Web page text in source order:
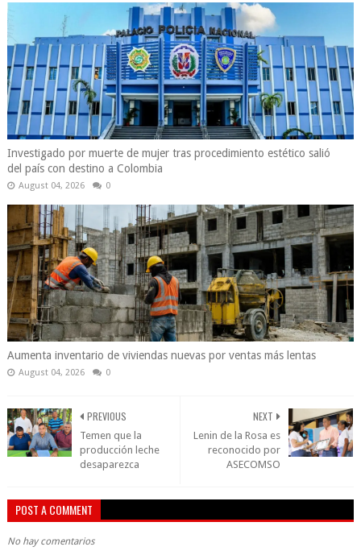
Investigado por muerte de mujer tras procedimiento estético salió
del país con destino a Colombia
August 04, 2026 0
Aumenta inventario de viviendas nuevas por ventas más lentas
August 04, 2026 0
NEXT
Lenin de la Rosa es
reconocido por
ASECOMSO
PREVIOUS
Temen que la
producción leche
desaparezca
POST A COMMENT
No hay comentarios